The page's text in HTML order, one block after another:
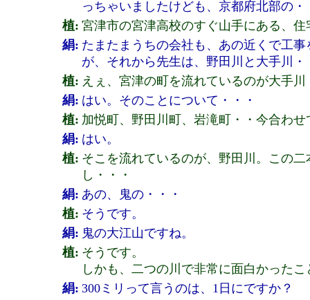
っちゃいましたけども、京都府北部の
植: 宮津市の宮津高校のすぐ山手にある、
絹: たまたまうちの会社も、あの近くで工
が、それから先生は、野田川と大手川・
植: えぇ、宮津の町を流れているのが大手川
絹: はい。そのことについて・・・
植: 加悦町、野田川町、岩滝町・・今合わ
絹: はい。
植: そこを流れているのが、野田川。この
し・・・
絹: あの、鬼の・・・
植: そうです。
絹: 鬼の大江山ですね。
植: そうです。
しかも、二つの川で非常に面白かった
絹: 300ミリって言うのは、1日にですか？